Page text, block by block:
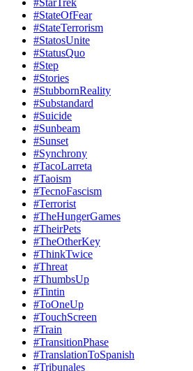
#StarTrek
#StateOfFear
#StateTerrorism
#StatosUnite
#StatusQuo
#Step
#Stories
#StubbornReality
#Substandard
#Suicide
#Sunbeam
#Sunset
#Synchrony
#TacoLarreta
#Taoism
#TecnoFascism
#Terrorist
#TheHungerGames
#TheirPets
#TheOtherKey
#ThinkTwice
#Threat
#ThumbsUp
#Tintin
#ToOneUp
#TouchScreen
#Train
#TransitionPhase
#TranslationToSpanish
#Tribunales